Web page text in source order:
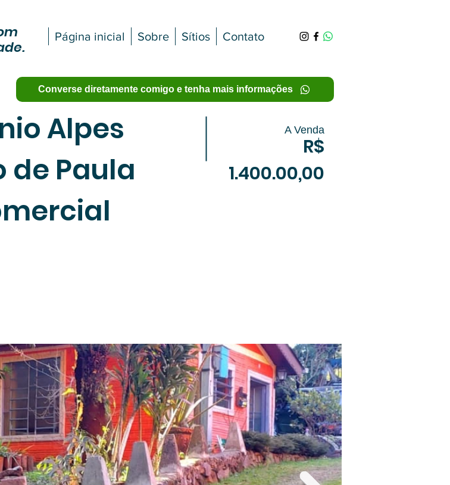
Página inicial Sobre Sítios Contato
Alpes
de Paula
A Venda
R$
1.400.00,00
Converse diretamente comigo e tenha mais informações